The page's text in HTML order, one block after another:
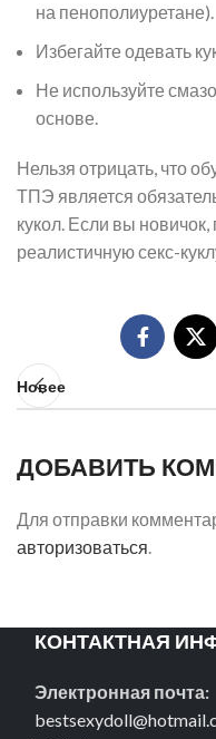
на пенополиуретане).
Избегайте одевать
Не используйте
основе.
Нельзя отрицать, что
ТПЭ является
кукол. Если вы
реалистичную секс-
Новее
ДОБАВИТЬ
Для отправки
авторизоваться.
КОНТАКТНАЯ
Электронная почта: